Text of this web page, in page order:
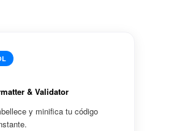
& Validator
y minifica tu código